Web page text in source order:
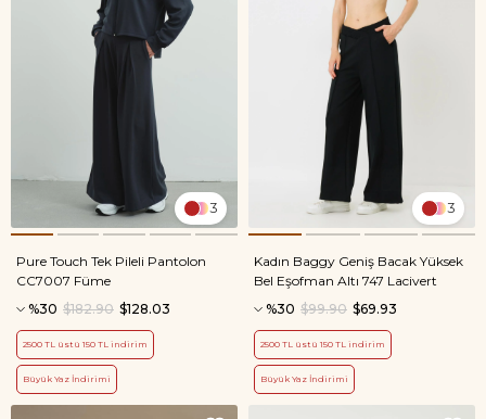
3
Pure Touch Tek Pileli Pantolon
CC7007 Füme
%30
$128.03
$182.90
2500 TL üstü 150 TL indirim
Büyük Yaz İndirimi
3
Kadın Baggy Geniş Bacak Yüksek
Bel Eşofman Altı 747 Lacivert
%30
$69.93
$99.90
2500 TL üstü 150 TL indirim
Büyük Yaz İndirimi